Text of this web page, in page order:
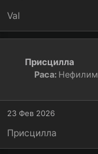
Val
Присцилла
Раса: Нефилим
23 Фев 2026
Присцилла